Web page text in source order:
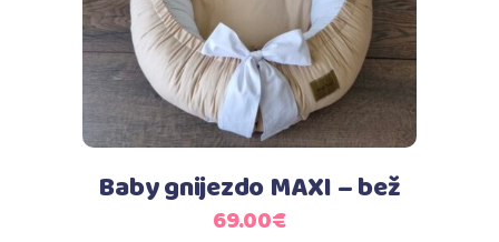
Baby gnijezdo MAXI – bež
69.00€